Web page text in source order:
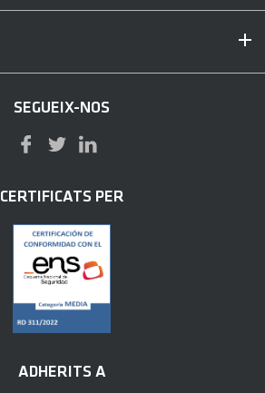
SEGUEIX-NOS
CERTIFICATS PER
ADHERITS A